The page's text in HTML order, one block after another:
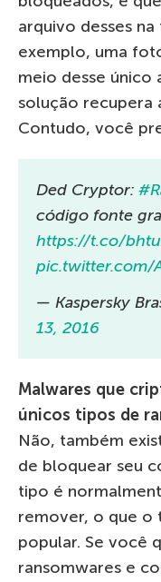
arquivo desses
exemplo, uma
meio desse único
solução recupera
Contudo, você
Ded Cryptor:
código fonte
https://t.co/
pic.twitter.com/
— Kaspersky
13, 2016
Malwares que
únicos tipos de
Não, também
de bloquear seu
tipo é
remover, o que o
popular. Se você
ransomwares e